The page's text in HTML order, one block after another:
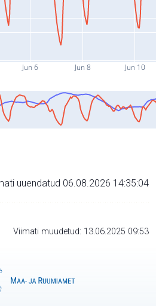
Jun 6 Jun 8 Jun 10
uuendatud 06.08.2026 14:35:04
Viimati muudetud: 13.06.2025 09:53